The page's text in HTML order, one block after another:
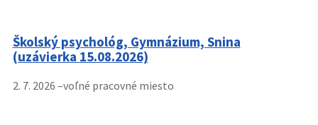
Školský psychológ, Gymnázium, Snina
(uzávierka 15.08.2026)
2. 7. 2026 –voľné pracovné miesto